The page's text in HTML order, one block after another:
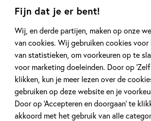
Fijn dat je er bent!
Wij, en derde partijen, maken op onze
van cookies. Wij gebruiken cookies
van statistieken, om voorkeuren op te
voor marketing doeleinden. Door op
klikken, kun je meer lezen over de
gebruiken op deze website en je
Door op ‘Accepteren en doorgaan’ te
akkoord met het gebruik van alle
Bekijk alle artikelen
Bekijk ook eens